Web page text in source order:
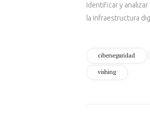
Identificar y
la infraestructura
ciberseguridad
vishing